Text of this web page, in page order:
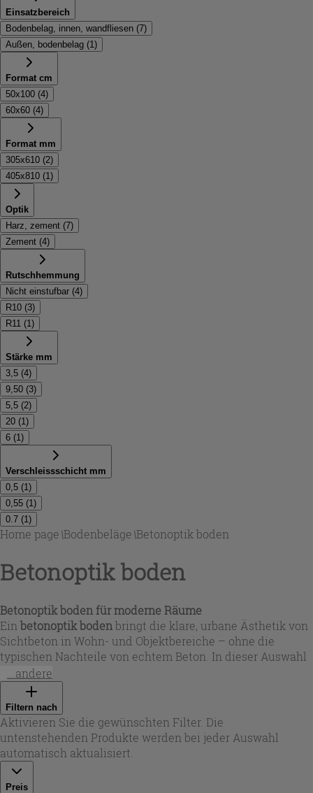
Einsatzbereich
Bodenbelag, innen, wandfliesen (7)
Außen, bodenbelag (1)
Format cm
50x100 (4)
60x60 (4)
Format mm
305x610 (2)
405x810 (1)
Optik
Harz, zement (7)
Zement (4)
Rutschhemmung
Nicht einstufbar (4)
R10 (3)
R11 (1)
Stärke mm
3,5 (4)
9,50 (3)
5,5 (2)
20 (1)
6 (1)
Verschleissschicht mm
0,5 (1)
0,55 (1)
0.7 (1)
Home page\Bodenbeläge\Betonoptik boden
Betonoptik boden
Betonoptik boden für moderne Räume
Ein betonoptik bodenbringt die klare, urbane Ästhetik von
Sichtbeton in Wohn- und Objektbereiche – ohne die
typischen Nachteile von echtem Beton. In dieser Auswahl
finden Sie Oberflächen von ultramatt bis matt-glatt mit
feinen Ton-in-Ton-Nuancen, leichten „gebrauchten“
Spuren und zarten Wolkeneffekten. Farblich reicht das
Spektrum von warmem Weiß über Hellgrau und neutrales
Grau bis zu Taupe, Anthrazit und intensivem Schwarz. So
passt der Look sowohl zu minimalistischem Design als
auch zu Industrial-Interieurs und lässt sich ideal mit Holz,
...andere
Filtern nach
Aktivieren Sie die gewünschten Filter. Die
untenstehenden Produkte werden bei jeder Auswahl
automatisch aktualisiert.
Preis